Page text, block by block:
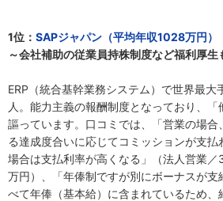
1位： SAPジャパン（平均年収1028万円）
～会社補助の従業員持株制度など福利厚生
ERP（統合基幹業務システム）で世界最大
人。能力主義の報酬制度となっており、
謳っています。口コミでは、「営業の場合
る達成度合いに応じてコミッションが支払
場合は支払利率が高くなる」（法人営業
万円）、「年俸制ですが別にボーナスが支
べて年俸（基本給）に含まれているため、